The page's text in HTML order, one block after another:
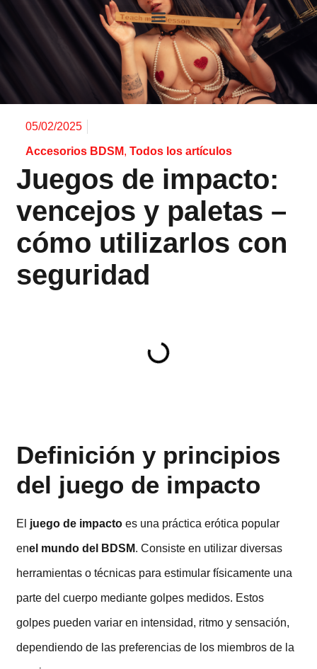
05/02/2025
Accesorios BDSM,Todos los artículos
Juegos de impacto:
vencejos y paletas –
cómo utilizarlos con
seguridad
Definición y principios
del juego de impacto
El juego de impactoes una práctica erótica popular
enel mundo del BDSM. Consiste en utilizar diversas
herramientas o técnicas para estimular físicamente una
parte del cuerpo mediante golpes medidos. Estos
golpes pueden variar en intensidad, ritmo y sensación,
dependiendo de las preferencias de los miembros de la